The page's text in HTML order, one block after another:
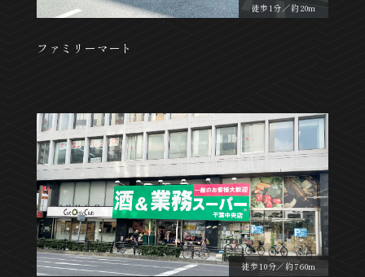
徒歩1分／約20m
ファミリーマート
徒歩10分／約760m